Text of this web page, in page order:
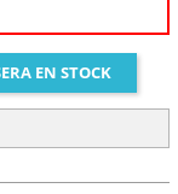
EN STOCK